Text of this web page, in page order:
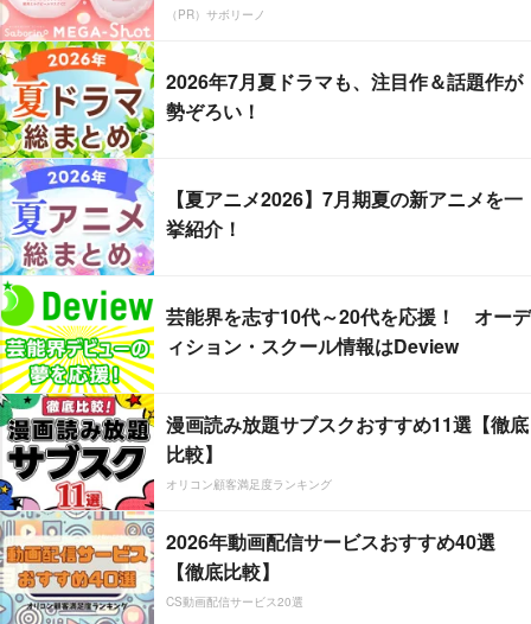
（PR）サボリーノ
2026年7月夏ドラマも、注目作＆話題作が
勢ぞろい！
【夏アニメ2026】7月期夏の新アニメを一
挙紹介！
芸能界を志す10代～20代を応援！ オーデ
ィション・スクール情報はDeview
漫画読み放題サブスクおすすめ11選【徹底
比較】
オリコン顧客満足度ランキング
2026年動画配信サービスおすすめ40選
【徹底比較】
CS動画配信サービス20選